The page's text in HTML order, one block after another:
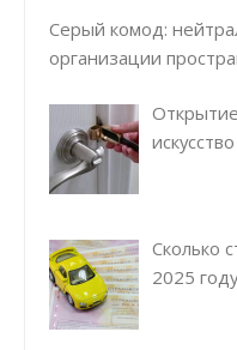
Серый комод:
организации
Сколько
2025